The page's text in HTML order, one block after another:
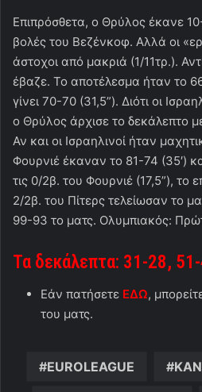
Επιπρόσθετα, ο Θρύλος έκανε
βολές του Βεζένκοφ. Αλλά οι
άστοχοι από μακριά (1/11τρ.).
έβαζε. Το αποτέλεσμα ήταν το
γίνει 70-70 (31,5”). Διότι οι
ο Θρύλος άρχισε το δεκάλεπτο
Αν και οι Ισραηλινοί ήταν
Φουρνιέ έκαναν το 81-74 (35′)
τις 0/2β. του Φουρνιέ (17,5”), το
2/2β. του Πίτερς τελείωσαν το
99-93 το ματς. Ολυμπιακός:
Τα δεκάλεπτα: 31-28,
Εάν πατήσετε ΕΔΩ,
του ματς.
EUROLEAGUE